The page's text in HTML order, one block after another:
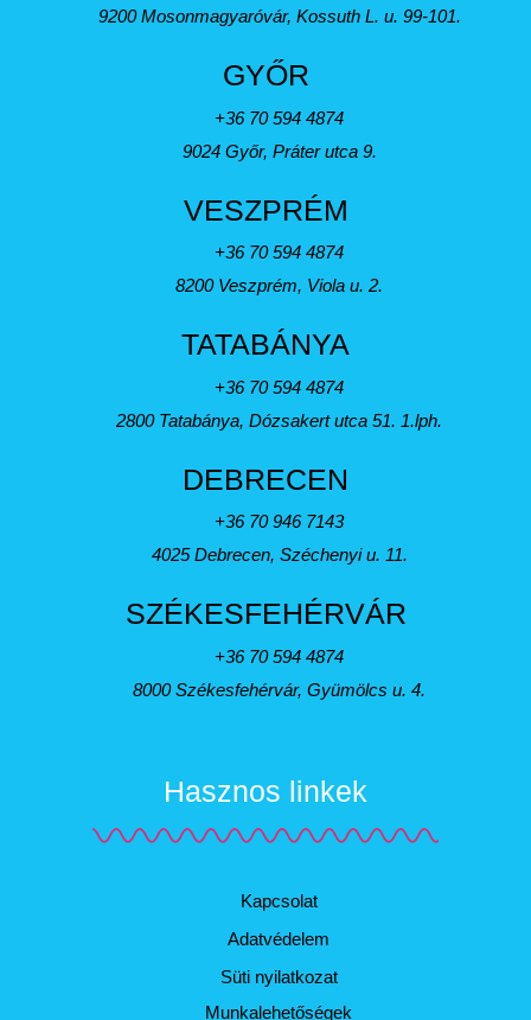
9200 Mosonmagyaróvár, Kossuth L. u. 99-101.
GYŐR
+36 70 594 4874
9024 Győr, Práter utca 9.
VESZPRÉM
+36 70 594 4874
8200 Veszprém, Viola u. 2.
TATABÁNYA
+36 70 594 4874
2800 Tatabánya, Dózsakert utca 51. 1.lph.
DEBRECEN
+36 70 946 7143
4025 Debrecen, Széchenyi u. 11.
SZÉKESFEHÉRVÁR
+36 70 594 4874
8000 Székesfehérvár, Gyümölcs u. 4.
Hasznos linkek
Kapcsolat
Adatvédelem
Süti nyilatkozat
Munkalehetőségek